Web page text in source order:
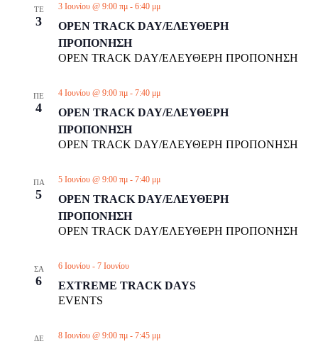
ΤΕ
3
OPEN TRACK DAY/ΕΛΕΥΘΕΡΗ
ΠΡΟΠΟΝΗΣΗ
3 Ιουνίου @ 9:00 πμ- 6:40 μμ
OPEN TRACK DAY/ΕΛΕΥΘΕΡΗ ΠΡΟΠΟΝΗΣΗ
ΠΕ
4
OPEN TRACK DAY/ΕΛΕΥΘΕΡΗ
ΠΡΟΠΟΝΗΣΗ
4 Ιουνίου @ 9:00 πμ- 7:40 μμ
OPEN TRACK DAY/ΕΛΕΥΘΕΡΗ ΠΡΟΠΟΝΗΣΗ
ΠΑ
5
OPEN TRACK DAY/ΕΛΕΥΘΕΡΗ
ΠΡΟΠΟΝΗΣΗ
5 Ιουνίου @ 9:00 πμ- 7:40 μμ
OPEN TRACK DAY/ΕΛΕΥΘΕΡΗ ΠΡΟΠΟΝΗΣΗ
ΣΑ
6 EXTREME TRACK DAYS
6 Ιουνίου- 7 Ιουνίου
EVENTS
ΔΕ 8 Ιουνίου @ 9:00 πμ- 7:45 μμ